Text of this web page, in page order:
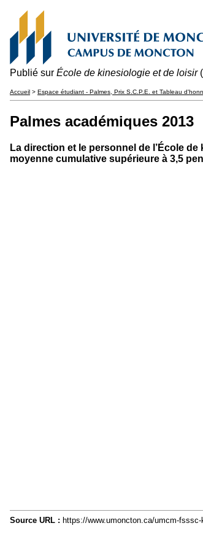
Publié sur École de kinesiologie et de loisir(
Accueil > Espace étudiant - Palmes, Prix S.C.P.E. et Tableau
Palmes académiques 2013
La direction et le personnel de l’École
moyenne cumulative supérieure à 3,5
Source URL : https://www.umoncton.ca/umcm-